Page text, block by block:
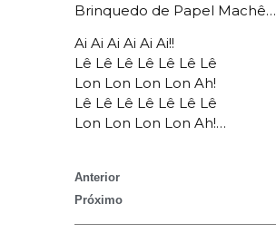
Brinquedo de Papel Machê…
Ai Ai Ai Ai Ai Ai!!
Lê Lê Lê Lê Lê Lê Lê
Lon Lon Lon Lon Ah!
Lê Lê Lê Lê Lê Lê Lê
Lon Lon Lon Lon Ah!…
Anterior
Próximo